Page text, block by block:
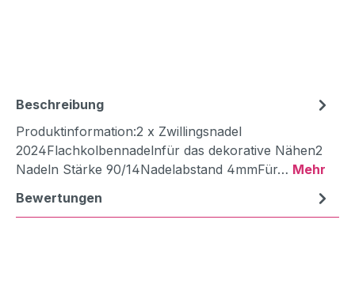
Beschreibung
Produktinformation:2 x Zwillingsnadel
2024Flachkolbennadelnfür das dekorative Nähen2
Nadeln Stärke 90/14Nadelabstand 4mmFür… Mehr
Bewertungen